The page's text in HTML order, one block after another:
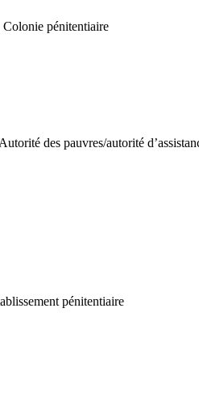
pénitentiaire
des pauvres/autorité
pénitentiaire